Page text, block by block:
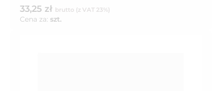
33,25 zł brutto (z VAT 23%)
Cena za: szt.